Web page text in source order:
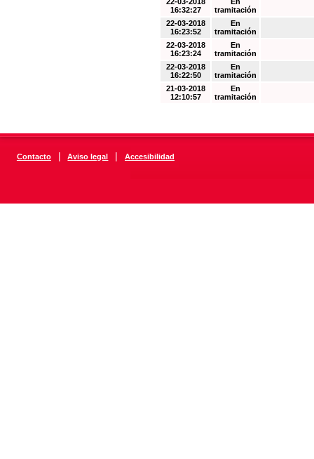
16:32:27
tramitación
22-03-2018
16:23:52
En
tramitación
22-03-2018
16:23:24
En
tramitación
22-03-2018
16:22:50
En
tramitación
21-03-2018
12:10:57
En
tramitación
Contacto | Aviso legal | Accesibilidad